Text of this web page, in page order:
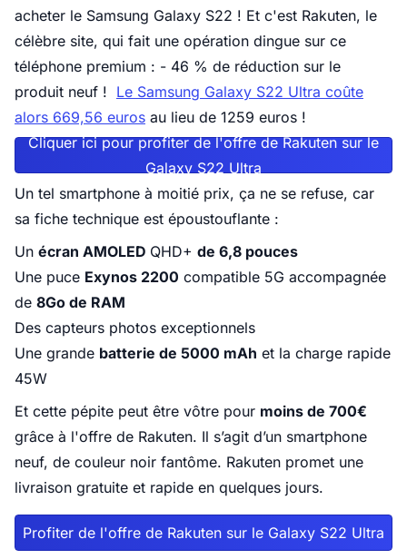
acheter le Samsung Galaxy S22 ! Et c'est Rakuten, le
célèbre site, qui fait une opération dingue sur ce
téléphone premium : - 46 % de réduction sur le
produit neuf ! Le Samsung Galaxy S22 Ultra coûte
alors 669,56 euros au lieu de 1259 euros !
Cliquer ici pour profiter de l'offre de Rakuten sur le
Galaxy S22 Ultra
Un tel smartphone à moitié prix, ça ne se refuse, car
sa fiche technique est époustouflante :
Un écran AMOLED QHD+ de 6,8 pouces
Une puce Exynos 2200 compatible 5G accompagnée
de 8Go de RAM
Des capteurs photos exceptionnels
Une grande batterie de 5000 mAh et la charge rapide
45W
Et cette pépite peut être vôtre pour moins de 700€
grâce à l'offre de Rakuten. Il s’agit d’un smartphone
neuf, de couleur noir fantôme. Rakuten promet une
livraison gratuite et rapide en quelques jours.
Profiter de l'offre de Rakuten sur le Galaxy S22 Ultra